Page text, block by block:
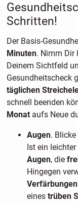
Schritten!
Der Basis-
Minuten. Nimm Dir
Deinem Sichtfeld
Gesundheitscheck
täglichen
schnell beenden
Monataufs Neue
Augen.
Ist ein
Augen, die
Hingegen
Verfärbungen
eines trüben